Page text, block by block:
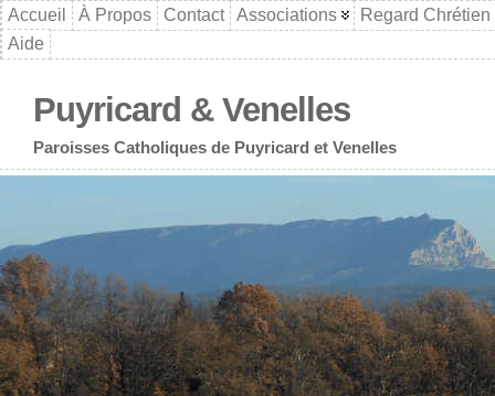
Accueil À Propos Contact Associations
Regard Chrétien
Aide
Puyricard & Venelles
Paroisses Catholiques de Puyricard et Venelles